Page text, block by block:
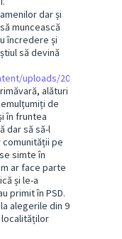
dar și
muncească
încredere și
să devină
uploads/2024/04/
alături
de
în fruntea
dar să să-l
pe
simte în
ar face parte
și le-a
primit în PSD.
alegerile din 9
localităților